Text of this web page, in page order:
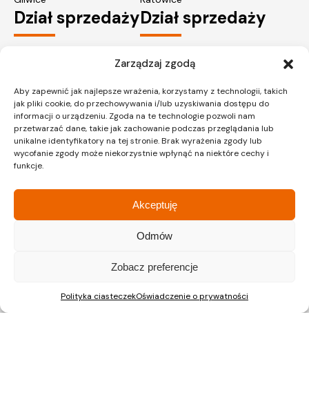
Zarządzaj zgodą
Aby zapewnić jak najlepsze wrażenia, korzystamy z technologii, takich
jak pliki cookie, do przechowywania i/lub uzyskiwania dostępu do
informacji o urządzeniu. Zgoda na te technologie pozwoli nam
przetwarzać dane, takie jak zachowanie podczas przeglądania lub
unikalne identyfikatory na tej stronie. Brak wyrażenia zgody lub
wycofanie zgody może niekorzystnie wpłynąć na niektóre cechy i
funkcje.
Akceptuję
Odmów
Zobacz preferencje
Polityka ciasteczekOświadczenie o prywatności
Dział sprzedaży
tel.: 32 745 31 67
Dział sprzedaży
ul. Chorzowska 216/A
tel.: 32 745 31 67
Warszawa
Dział sprzedaży
03-188 Warszawa
Mieszkania na sprzedaż Kraków